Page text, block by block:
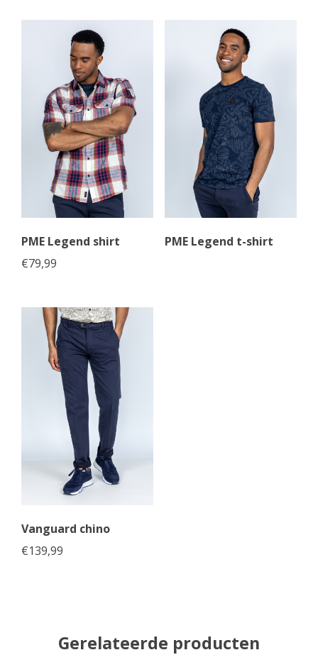
PME Legend shirt
€79,99
PME Legend t-shirt
Vanguard chino
€139,99
Gerelateerde producten